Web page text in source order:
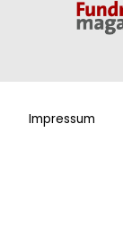
Impressum